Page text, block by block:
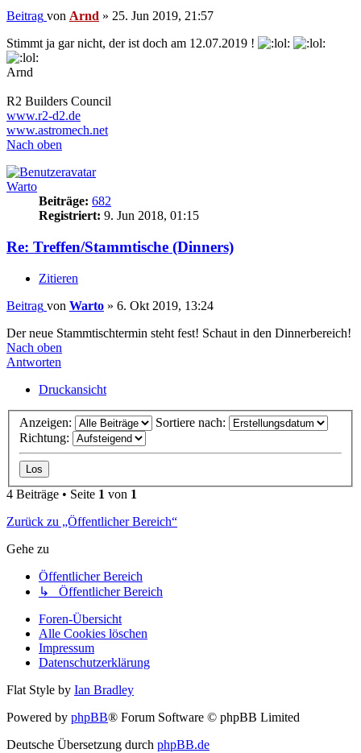
Beitrag von Arnd » 25. Jun 2019, 21:57
Stimmt ja gar nicht, der ist doch am 12.07.2019 !
Arnd
R2 Builders Council
www.r2-d2.de
www.astromech.net
Nach oben
Warto
Beiträge: 682
Registriert: 9. Jun 2018, 01:15
Re: Treffen/Stammtische (Dinners)
Zitieren
Beitrag von Warto » 6. Okt 2019, 13:24
Der neue Stammtischtermin steht fest! Schaut in den Dinnerbereich!
Nach oben
Antworten
Druckansicht
Anzeigen:
Sortiere nach:
Richtung:
4 Beiträge • Seite 1 von 1
Zurück zu „Öffentlicher Bereich“
Gehe zu
Öffentlicher Bereich
↳ Öffentlicher Bereich
Foren-Übersicht
Alle Cookies löschen
Impressum
Datenschutzerklärung
Flat Style by Ian Bradley
Powered by phpBB® Forum Software © phpBB Limited
Deutsche Übersetzung durch phpBB.de